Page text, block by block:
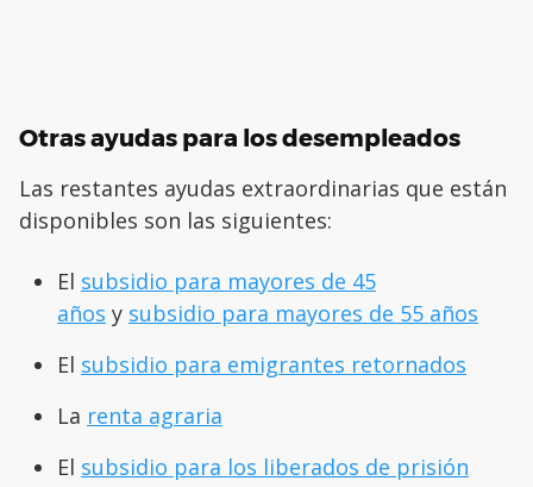
Otras ayudas para los desempleados
Las restantes ayudas extraordinarias que están
disponibles son las siguientes:
El subsidio para mayores de 45
años y subsidio para mayores de 55 años
El subsidio para emigrantes retornados
La renta agraria
El subsidio para los liberados de prisión